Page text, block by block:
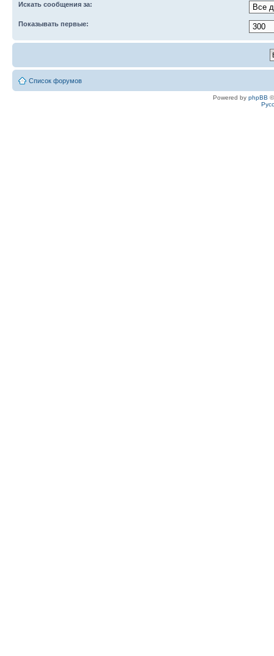
Искать сообщения за:
Показывать первые:
Список форумов
Powered by phpBB